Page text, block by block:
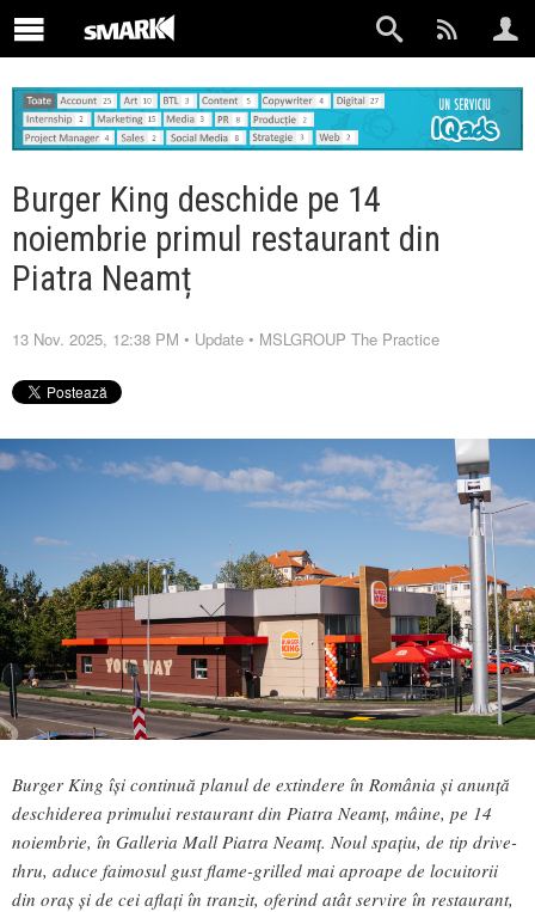
Burger King deschide pe 14
noiembrie primul restaurant din
Piatra Neamț
13 Nov. 2025, 12:38 PM • Update • MSLGROUP The Practice
Burger King își continuă planul de extindere în România și anunță
deschiderea primului restaurant din Piatra Neamț, mâine, pe 14
noiembrie, în Galleria Mall Piatra Neamț. Noul spațiu, de tip drive-
thru, aduce faimosul gust flame-grilled mai aproape de locuitorii
din oraș și de cei aflați în tranzit, oferind atât servire în restaurant,